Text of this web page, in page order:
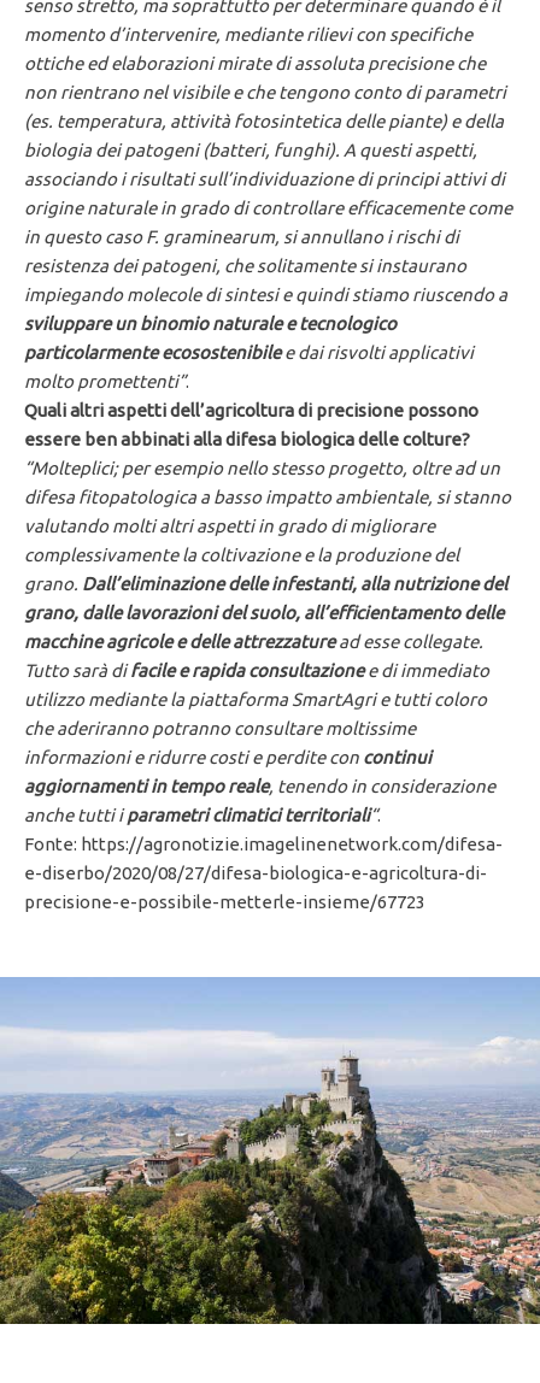
senso stretto, ma soprattutto per determinare quando è il
momento d’intervenire, mediante rilievi con specifiche
ottiche ed elaborazioni mirate di assoluta precisione che
non rientrano nel visibile e che tengono conto di parametri
(es. temperatura, attività fotosintetica delle piante) e della
biologia dei patogeni (batteri, funghi). A questi aspetti,
associando i risultati sull’individuazione di principi attivi di
origine naturale in grado di controllare efficacemente come
in questo caso F. graminearum, si annullano i rischi di
resistenza dei patogeni, che solitamente si instaurano
impiegando molecole di sintesi e quindi stiamo riuscendo a
sviluppare un binomio naturale e tecnologico
particolarmente ecosostenibilee dai risvolti applicativi
molto promettenti”.
Quali altri aspetti dell’agricoltura di precisione possono
essere ben abbinati alla difesa biologica delle colture?
“Molteplici; per esempio nello stesso progetto, oltre ad un
difesa fitopatologica a basso impatto ambientale, si stanno
valutando molti altri aspetti in grado di migliorare
complessivamente la coltivazione e la produzione del
grano. Dall’eliminazione delle infestanti, alla nutrizione del
grano, dalle lavorazioni del suolo, all’efficientamento delle
macchine agricole e delle attrezzaturead esse collegate.
Tutto sarà difacile e rapida consultazionee di immediato
utilizzo mediante la piattaforma SmartAgri e tutti coloro
che aderiranno potranno consultare moltissime
informazioni e ridurre costi e perdite con continui
aggiornamenti in tempo reale, tenendo in considerazione
anche tutti iparametri climatici territoriali“.
Fonte: https://agronotizie.imagelinenetwork.com/difesa-
e-diserbo/2020/08/27/difesa-biologica-e-agricoltura-di-
precisione-e-possibile-metterle-insieme/67723